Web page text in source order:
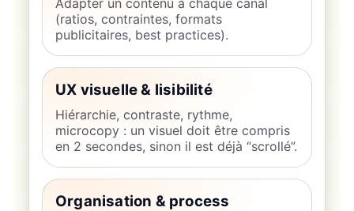
Adapter un contenu à chaque canal
(ratios, contraintes, formats
publicitaires, best practices).
UX visuelle & lisibilité
Hiérarchie, contraste, rythme,
microcopy : un visuel doit être compris
en 2 secondes, sinon il est déjà “scrollé”.
Organisation & process